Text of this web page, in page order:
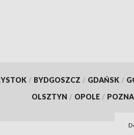
/ BYDGOSZCZ / GDAŃSK /
OLSZTYN / OPOLE /